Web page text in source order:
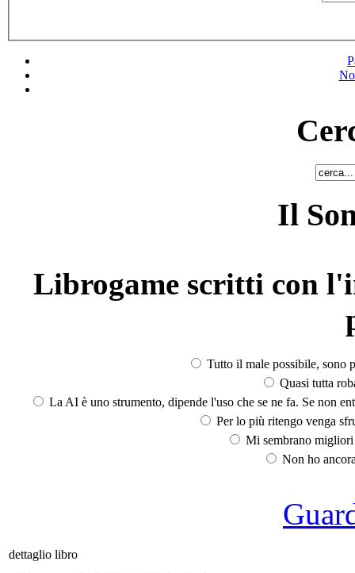
Il
Librogame scritti con
Tutto il male possibile, sono
Quasi tutta
La AI è uno strumento, dipende l'uso che se ne fa. Se non
Per lo più ritengo venga
Mi sembrano
Non ho
dettaglio libro